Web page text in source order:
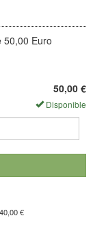
50,00 Euro
et amis
le désirez, nous
nous chargerons
50,00 €
Disponible
€